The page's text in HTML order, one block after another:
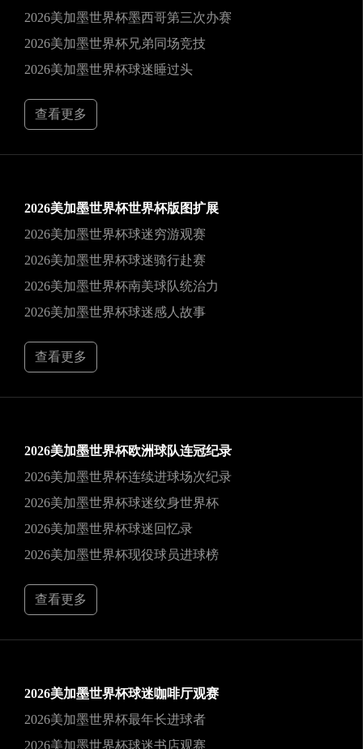
2026美加墨世界杯墨西哥第三次办赛
2026美加墨世界杯兄弟同场竞技
2026美加墨世界杯球迷睡过头
查看更多
2026美加墨世界杯世界杯版图扩展
2026美加墨世界杯球迷穷游观赛
2026美加墨世界杯球迷骑行赴赛
2026美加墨世界杯南美球队统治力
2026美加墨世界杯球迷感人故事
查看更多
2026美加墨世界杯欧洲球队连冠纪录
2026美加墨世界杯连续进球场次纪录
2026美加墨世界杯球迷纹身世界杯
2026美加墨世界杯球迷回忆录
2026美加墨世界杯现役球员进球榜
查看更多
2026美加墨世界杯球迷咖啡厅观赛
2026美加墨世界杯最年长进球者
2026美加墨世界杯球迷书店观赛